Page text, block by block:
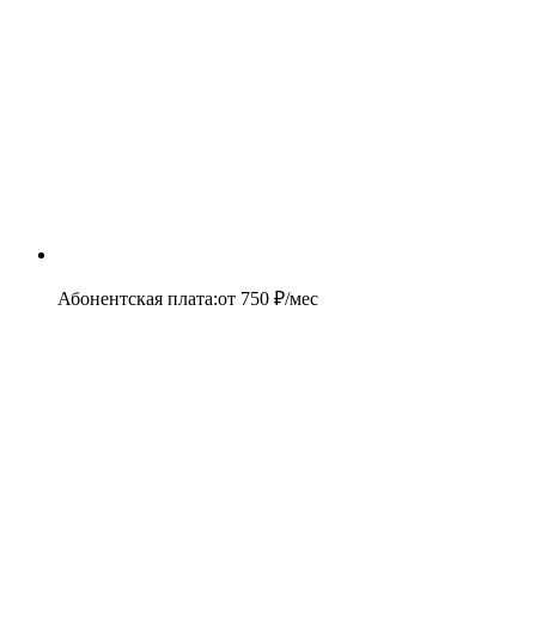
Абонентская плата:от 750 ₽/мес